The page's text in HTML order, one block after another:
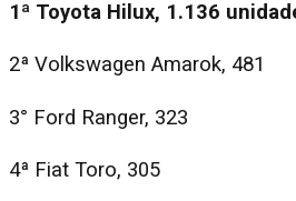
1ª Toyota Hilux, 1.136
2ª Volkswagen Amarok, 481
3° Ford Ranger, 323
4ª Fiat Toro, 305